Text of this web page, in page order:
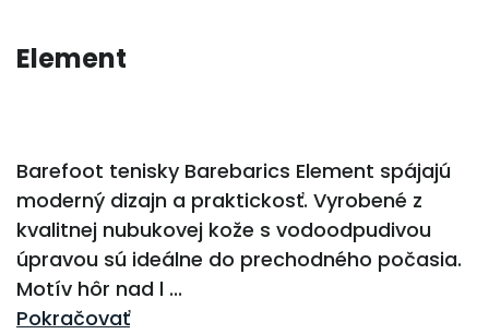
Element
Barefoot tenisky Barebarics Element spájajú
moderný dizajn a praktickosť. Vyrobené z
kvalitnej nubukovej kože s vodoodpudivou
úpravou sú ideálne do prechodného počasia.
Motív hôr nad l ...
Pokračovať